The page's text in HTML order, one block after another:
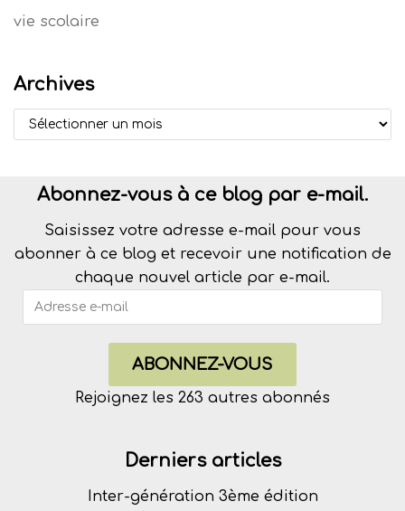
vie scolaire
Archives
Abonnez-vous à ce blog par e-mail.
Saisissez votre adresse e-mail pour vous
abonner à ce blog et recevoir une notification de
chaque nouvel article par e-mail.
ABONNEZ-VOUS
Rejoignez les 263 autres abonnés
Derniers articles
Inter-génération 3ème édition